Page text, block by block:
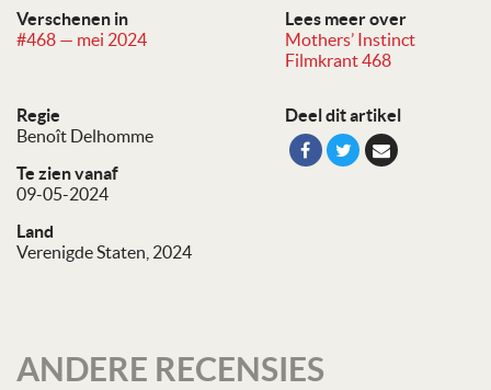
Verschenen in
#468 — mei 2024
Lees meer over
Mothers’ Instinct
Filmkrant 468
Regie
Benoît Delhomme
Te zien vanaf
09-05-2024
Land
Verenigde Staten, 2024
Deel dit artikel
ANDERE RECENSIES